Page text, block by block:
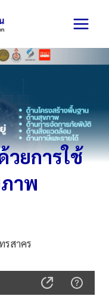
ยการใช้
าพ
รสาคร